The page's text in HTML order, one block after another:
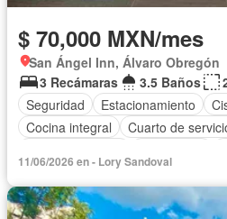
$ 70,000 MXN/mes
San Ángel Inn, Álvaro Obregón
3 Recámaras
3.5 Baños
Seguridad
Estacionamiento
Cocina integral
Cuarto de
Circuito cerrado de televisión
Zonas verdes
Caseta de
11/06/2026 en - Lory Sandoval